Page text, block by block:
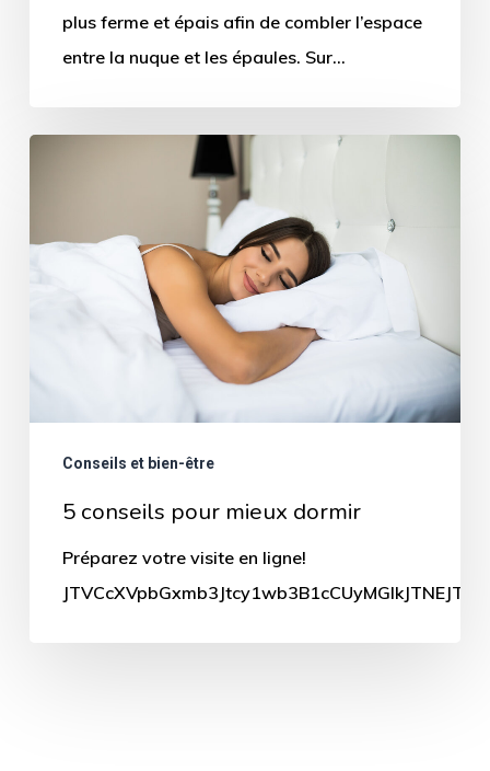
plus ferme et épais afin de combler l’espace
entre la nuque et les épaules. Sur…
mieux
Conseils et bien-être
5 conseils pour mieux dormir
Préparez votre visite en ligne!